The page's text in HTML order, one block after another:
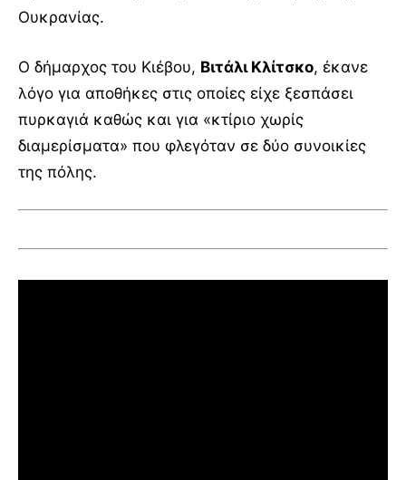
Ουκρανίας.
Ο δήμαρχος του Κιέβου, Βιτάλι Κλίτσκο, έκανε
λόγο για αποθήκες στις οποίες είχε ξεσπάσει
πυρκαγιά καθώς και για «κτίριο χωρίς
διαμερίσματα» που φλεγόταν σε δύο συνοικίες
της πόλης.